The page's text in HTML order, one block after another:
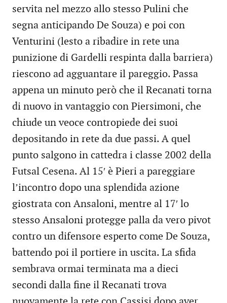
servita nel mezzo allo stesso Pulini che
segna anticipando De Souza) e poi con
Venturini (lesto a ribadire in rete una
punizione di Gardelli respinta dalla barriera)
riescono ad agguantare il pareggio. Passa
appena un minuto però che il Recanati torna
di nuovo in vantaggio con Piersimoni, che
chiude un veoce contropiede dei suoi
depositando in rete da due passi. A quel
punto salgono in cattedra i classe 2002 della
Futsal Cesena. Al 15′ è Pieri a pareggiare
l’incontro dopo una splendida azione
giostrata con Ansaloni, mentre al 17′ lo
stesso Ansaloni protegge palla da vero pivot
contro un difensore esperto come De Souza,
battendo poi il portiere in uscita. La sfida
sembrava ormai terminata ma a dieci
secondi dalla fine il Recanati trova